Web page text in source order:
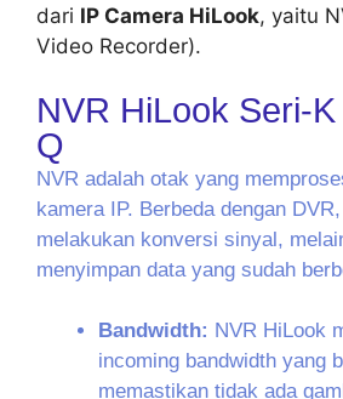
dari IP Camera HiLook, yaitu
Video Recorder).
NVR HiLook Seri-
Q
NVR adalah otak yang
kamera IP. Berbeda dengan
melakukan konversi sinyal,
menyimpan data yang sudah
Bandwidth: NVR HiLook
incoming bandwidth yang
memastikan tidak ada